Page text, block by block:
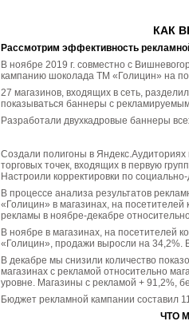
КАК
Рассмотрим эффективность
В ноябре 2019 г. совместно с
кампанию шоколада ТМ «Голицин» на
27 магазинов, входящих в сеть,
показываться баннеры с
Разработали двухкадровые баннеры
Создали полигоны в
торговых точек, входящих в первую
Настроили корректировки по
В процессе анализа результатов
«Голицин» в магазинах, на
рекламы в ноябре-декабре
В ноябре в магазинах, на посетителей
«Голицин», продажи выросли на 34,2%.
В декабре мы снизили количество
магазинах с рекламой относительно
уровне. Магазины с рекламой + 91,2%,
Бюджет рекламной кампании составил
ЧТО